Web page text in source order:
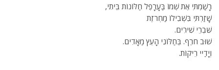
רָשַׁמְתִּי אֶת שְׁמוֹ בַּעָרָפֶל חַלּוֹנוֹת בֵּיתִי,
שָׁזַרְתִּי בִּשְׁבִילוֹ מַחְרֹזֶת
שִּׁבְרֵי שִׁירִים.
שׁוּב חֹרֶף. בְּחַלּוֹנִי הָעֵץ מַאָדִים.
וְיָדַיי רֵיקוֹת.